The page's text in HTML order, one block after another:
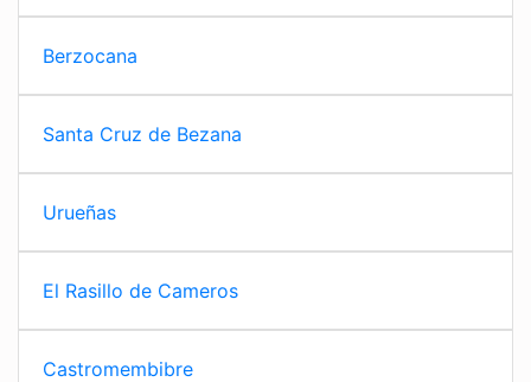
Berzocana
Santa Cruz de Bezana
Urueñas
El Rasillo de Cameros
Castromembibre